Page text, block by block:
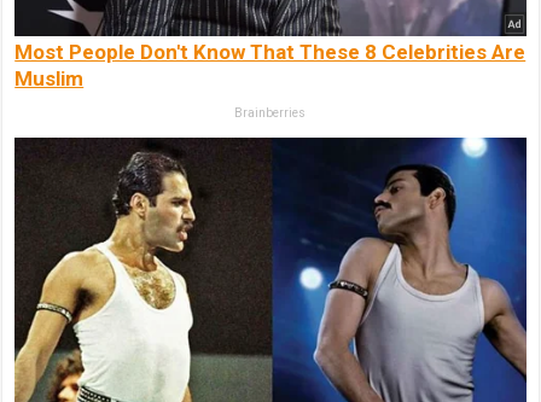
Most People Don't Know That These 8 Celebrities Are
Muslim
Brainberries